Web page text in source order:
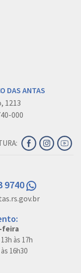
DAS ANTAS
1213
000
9740
feira
às 17h
16h30